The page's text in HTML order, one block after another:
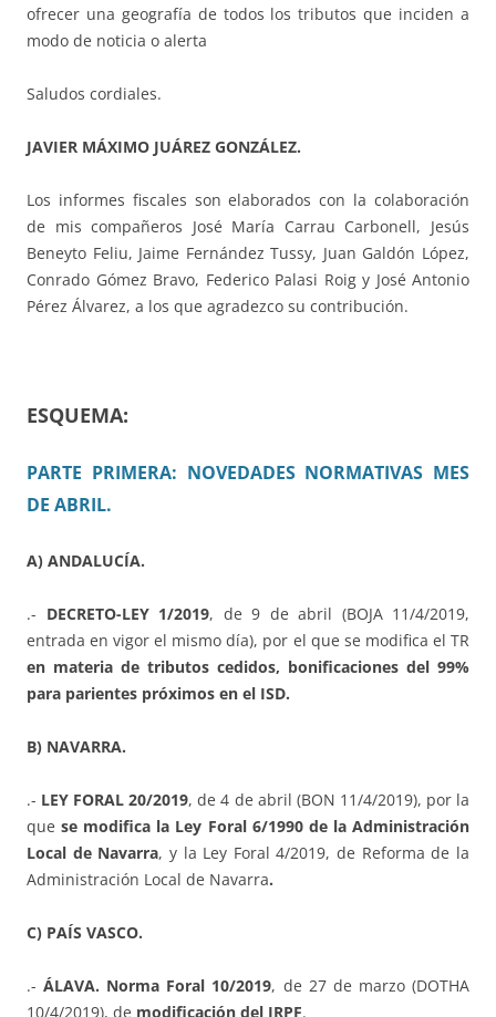
ofrecer una geografía de todos los tributos que inciden a
modo de noticia o alerta
Saludos cordiales.
JAVIER MÁXIMO JUÁREZ GONZÁLEZ.
Los informes fiscales son elaborados con la colaboración
de mis compañeros José María Carrau Carbonell, Jesús
Beneyto Feliu, Jaime Fernández Tussy, Juan Galdón López,
Conrado Gómez Bravo, Federico Palasi Roig y José Antonio
Pérez Álvarez, a los que agradezco su contribución.
ESQUEMA:
PARTE PRIMERA: NOVEDADES NORMATIVAS MES
DE ABRIL.
A) ANDALUCÍA.
.- DECRETO-LEY 1/2019, de 9 de abril (BOJA 11/4/2019,
entrada en vigor el mismo día), por el que se modifica el TR
en materia de tributos cedidos, bonificaciones del 99%
para parientes próximos en el ISD.
B) NAVARRA.
.- LEY FORAL 20/2019, de 4 de abril (BON 11/4/2019), por la
quese modifica la Ley Foral 6/1990 de la Administración
Local de Navarra, y la Ley Foral 4/2019, de Reforma de la
Administración Local de Navarra.
C) PAÍS VASCO.
.-ÁLAVA. Norma Foral 10/2019, de 27 de marzo (DOTHA
10/4/2019), de modificación del IRPF.